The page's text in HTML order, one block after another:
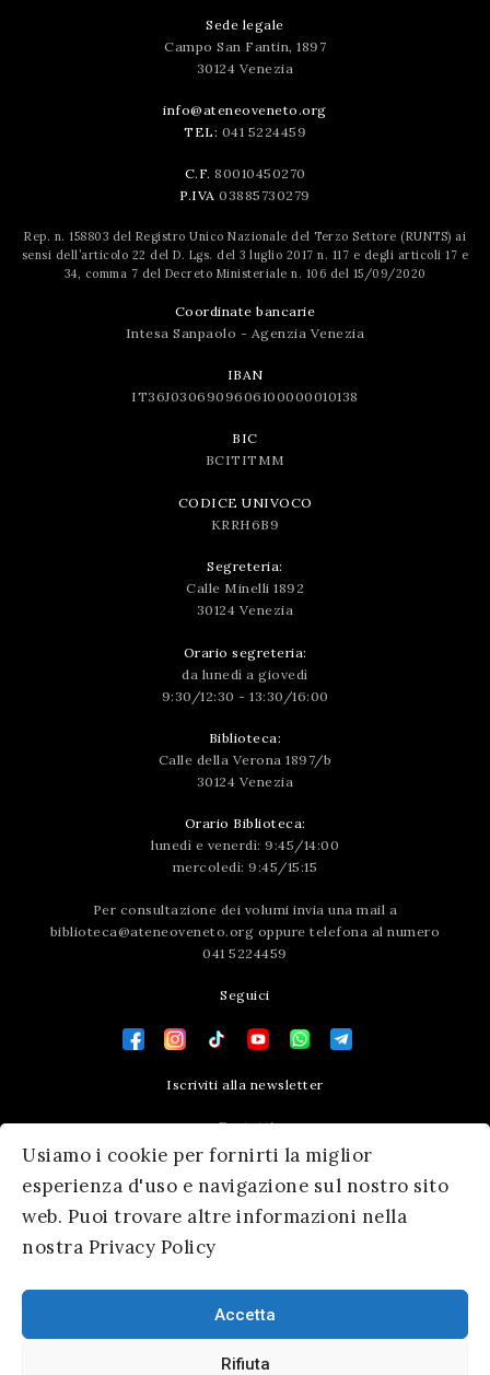
Usiamo i cookie per fornirti la miglior
esperienza d'uso e navigazione sul nostro sito
web. Puoi trovare altre informazioni nella
nostra Privacy Policy
Accetta
Rifiuta
Sede legale
Campo San Fantin, 1897
30124 Venezia
info@ateneoveneto.org
TEL: 041 5224459
C.F. 80010450270
P.IVA 03885730279
Rep. n. 158803 del Registro Unico Nazionale del Terzo Settore (RUNTS) ai
sensi dell’articolo 22 del D. Lgs. del 3 luglio 2017 n. 117 e degli articoli 17 e
34, comma 7 del Decreto Ministeriale n. 106 del 15/09/2020
Coordinate bancarie
Intesa Sanpaolo - Agenzia Venezia
IBAN
IT36J0306909606100000010138
BIC
BCITITMM
CODICE UNIVOCO
KRRH6B9
Segreteria:
Calle Minelli 1892
30124 Venezia
Orario segreteria:
da lunedì a giovedì
9:30/12:30 - 13:30/16:00
Biblioteca:
Calle della Verona 1897/b
30124 Venezia
Orario Biblioteca:
lunedì e venerdì: 9:45/14:00
mercoledì: 9:45/15:15
Per consultazione dei volumi invia una mail a
biblioteca@ateneoveneto.org oppure telefona al numero
041 5224459
Seguici
Iscriviti alla newsletter
Contatti